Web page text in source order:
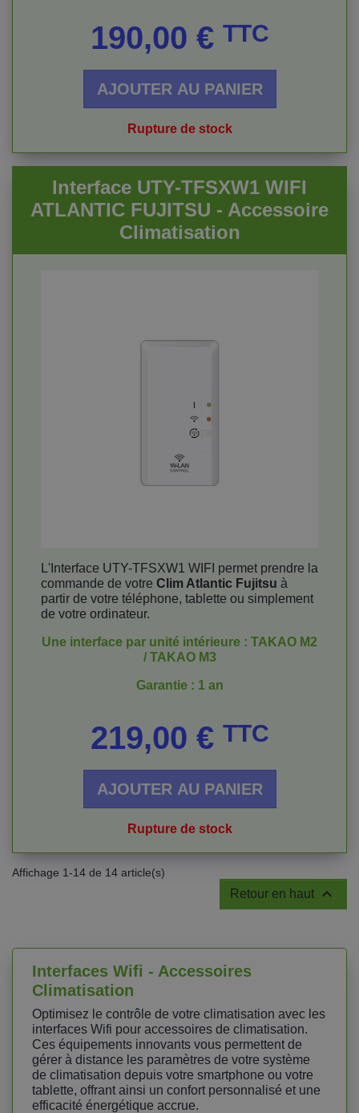
190,00 € TTC
AJOUTER AU PANIER
Rupture de stock
Interface UTY-TFSXW1 WIFI
ATLANTIC FUJITSU - Accessoire
Climatisation
L'Interface UTY-TFSXW1 WIFI permet prendre la
commande de votre Clim Atlantic Fujitsu à
partir de votre téléphone, tablette ou simplement
de votre ordinateur.
Une interface par unité intérieure : TAKAO M2
/ TAKAO M3
Garantie : 1 an
219,00 € TTC
AJOUTER AU PANIER
Rupture de stock
Affichage 1-14 de 14 article(s)
Retour en haut 
Interfaces Wifi - Accessoires
Climatisation
Optimisez le contrôle de votre climatisation avec les
interfaces Wifi pour accessoires de climatisation.
Ces équipements innovants vous permettent de
gérer à distance les paramètres de votre système
de climatisation depuis votre smartphone ou votre
tablette, offrant ainsi un confort personnalisé et une
efficacité énergétique accrue.